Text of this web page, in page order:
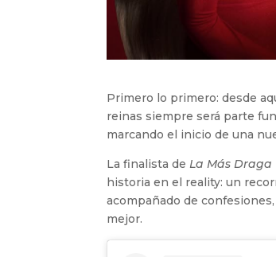
Primero lo primero: desde
reinas siempre será parte
marcando el inicio de una
La finalista deLa Más Draga
historia en el reality: un
acompañado de
mejor.